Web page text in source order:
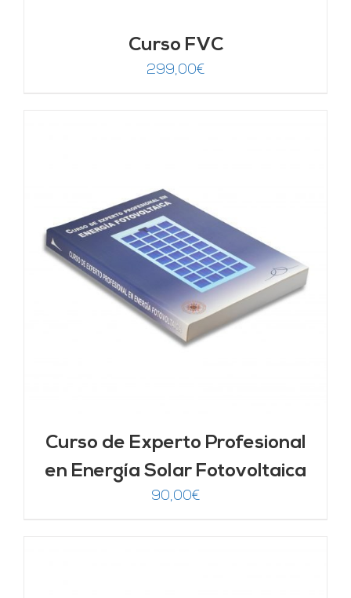
Curso FVC
299,00€
Curso de Experto Profesional
en Energía Solar Fotovoltaica
90,00€